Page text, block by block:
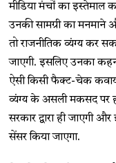
मीडिया मंचों का इस्तेमाल
उनकी सामग्री का मनमाने
तो राजनीतिक व्यंग्य कर
जाएगी. इसलिए उनका
ऐसी किसी फैक्ट-चेक
व्यंग्य के असली मकसद पर
सरकार द्वारा ही जाएगी
सेंसर किया जाएगा.